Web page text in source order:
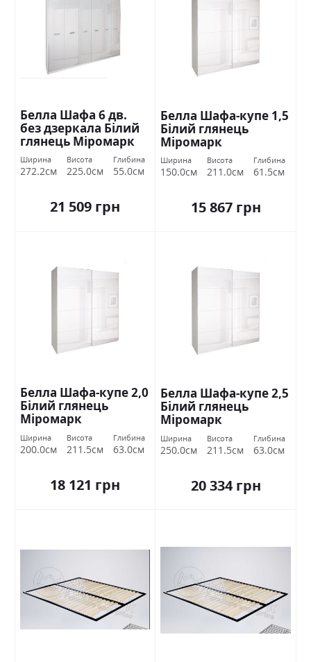
Белла Шафа 6 дв.
без дзеркала Білий
глянець Міромарк
Ширина
272.2см
Висота
225.0см
Глибина
55.0см
21 509 грн
Белла Шафа-купе 1,5
Білий глянець
Міромарк
Ширина
150.0см
Висота
211.0см
Глибина
61.5см
15 867 грн
Белла Шафа-купе 2,0
Білий глянець
Міромарк
Ширина
200.0см
Висота
211.5см
Глибина
63.0см
18 121 грн
Белла Шафа-купе 2,5
Білий глянець
Міромарк
Ширина
250.0см
Висота
211.5см
Глибина
63.0см
20 334 грн